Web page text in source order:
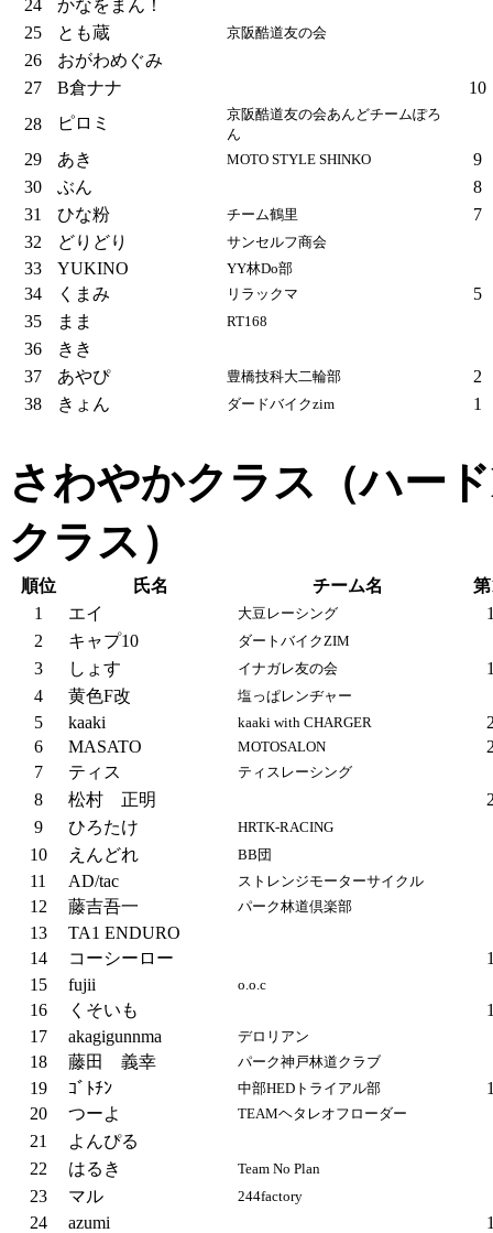
24
かなをまん！
25
とも蔵 京阪酷道友の会
26
おがわめぐみ
27
B倉ナナ
10
28
ピロミ
京阪酷道友の会あんどチームぽろ
ん
29 あき MOTO STYLE SHINKO
9
30
ぶん
8
31
ひな粉 チーム鶴里
7
32
どりどり サンセルフ商会
33 YUKINO YY林Do部
34 くまみ リラックマ
5
35
まま RT168
36
きき
37
あやぴ 豊橋技科大二輪部
2
38
きょん ダードバイクzim 1
さわやかクラス（ハー
クラス）
順位 氏名 チーム名
1
エイ 大豆レーシング
2
キャプ10 ダートバイクZIM
3 しょす イナガレ友の会
4
黄色F改 塩っぱレンヂャー
5 kaaki kaaki with CHARGER
6
MASATO MOTOSALON
7
ティス ティスレーシング
8 松村 正明
9
ひろたけ HRTK-RACING
10 えんどれ BB団
11 AD/tac ストレンジモーターサイクル
12 藤吉吾一 パーク林道倶楽部
13
TA1 ENDURO
14
コーシーロー
15
fujii o.o.c
16 くそいも
17
akagigunnma デロリアン
18 藤田 義幸 パーク神戸林道クラブ
19 ｺﾞﾄﾁﾝ 中部HEDトライアル部
20
つーよ TEAMヘタレオフローダー
21
よんぴる
22
はるき Team No Plan
23 マル 244factory
24 azumi